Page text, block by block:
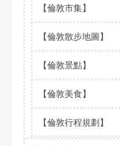
【倫敦市集】
【倫敦散步地圖】
【倫敦景點】
【倫敦美食】
【倫敦行程規劃】